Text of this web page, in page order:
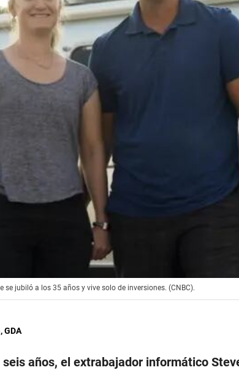
jubiló a los 35 años y vive solo de inversiones. (CNBC).
GDA
años, el extrabajador informático